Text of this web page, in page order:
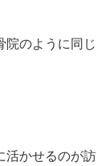
院のように同じ
活かせるのが訪